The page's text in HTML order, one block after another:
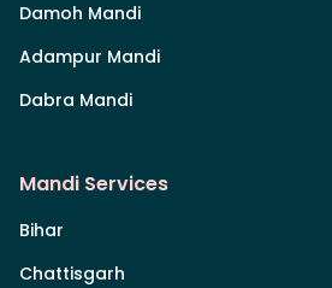
Damoh Mandi
Adampur Mandi
Dabra Mandi
Mandi Services
Bihar
Chattisgarh